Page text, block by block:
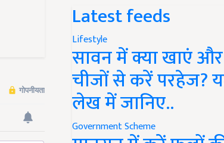
Latest feeds
Lifestyle
सावन में क्या खाएं
चीजों से करें परहेज?
लेख में जानिए..
Government Scheme